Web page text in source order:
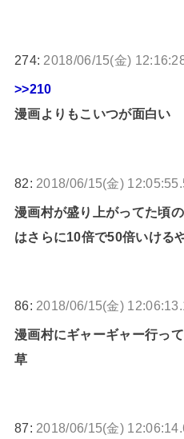
274: 2018/06/15(金)
>>210
漫画よりもこいつが面白い
82: 2018/06/15(金)
漫画村が盛り上がってた頃
はさらに10倍で50倍いける
86: 2018/06/15(金)
漫画村にギャーギャー行っ
草
87: 2018/06/15(金)